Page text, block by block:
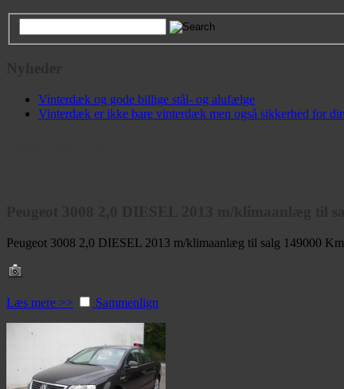
Vinterdæk og gode billige stål- og alufælge
Vinterdæk er ikke bare vinterdæk men også sikkerhed for
Peugeot 3008 2,0 DIESEL 2013 m/klimaanlæg til salg 149000
Læs mere >> Sammenlign